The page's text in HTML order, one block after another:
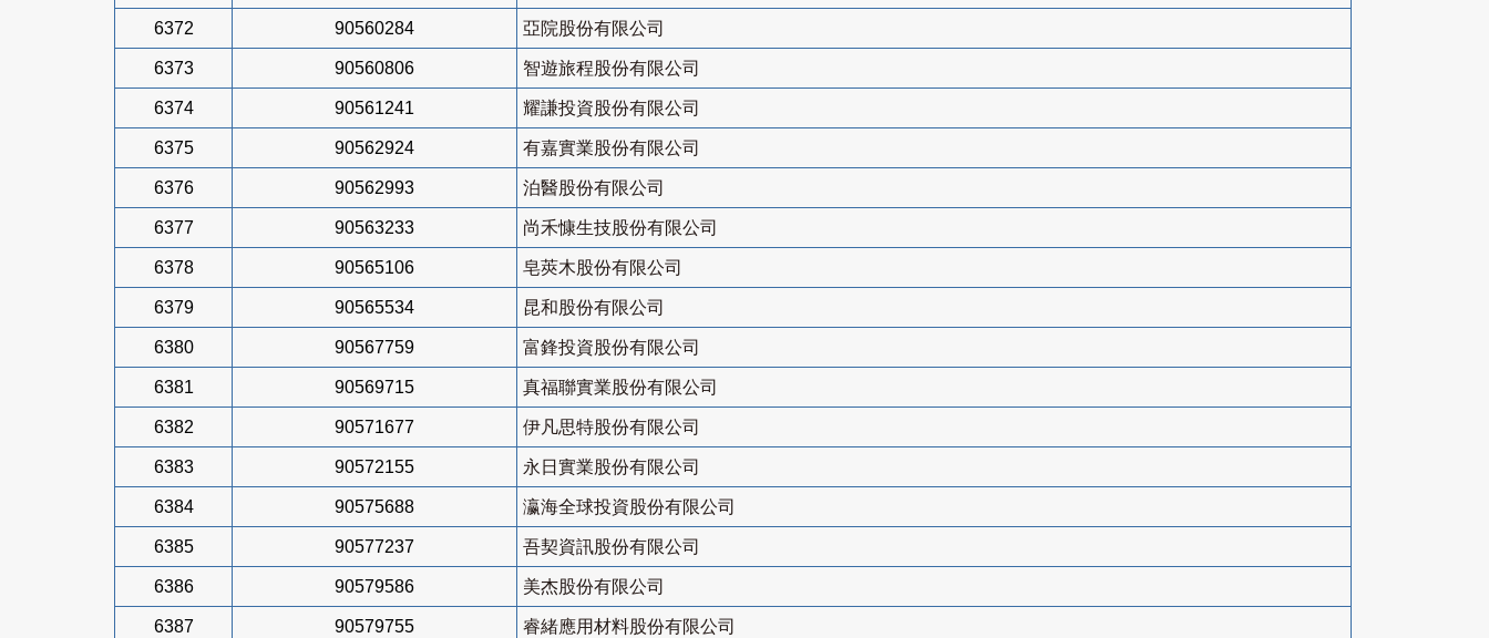
6372 90560284 亞院股份有限公司
6373 90560806 智遊旅程股份有限公司
6374 90561241 耀謙投資股份有限公司
6375 90562924 有嘉實業股份有限公司
6376 90562993 泊醫股份有限公司
6377 90563233 尚禾慷生技股份有限公司
6378 90565106 皂莢木股份有限公司
6379 90565534 昆和股份有限公司
6380 90567759 富鋒投資股份有限公司
6381 90569715 真福聯實業股份有限公司
6382 90571677 伊凡思特股份有限公司
6383 90572155 永日實業股份有限公司
6384 90575688 瀛海全球投資股份有限公司
6385 90577237 吾契資訊股份有限公司
6386 90579586 美杰股份有限公司
6387 90579755 睿緒應用材料股份有限公司